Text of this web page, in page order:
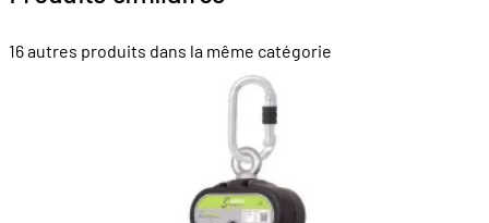
16 autres produits dans la même catégorie